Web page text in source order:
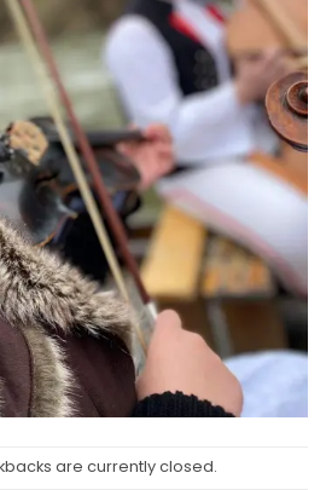
are currently closed.